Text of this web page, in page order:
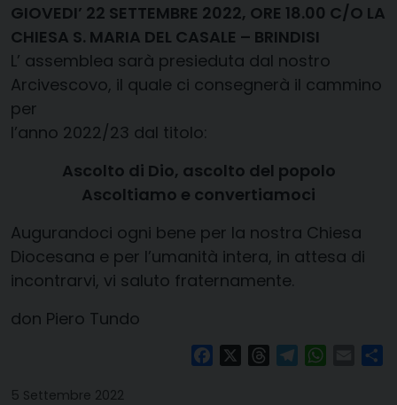
GIOVEDI’ 22 SETTEMBRE 2022, ORE 18.00 C/O LA
CHIESA S. MARIA DEL CASALE – BRINDISI
L’ assemblea sarà presieduta dal nostro
Arcivescovo, il quale ci consegnerà il cammino
per
l’anno 2022/23 dal titolo:
Ascolto di Dio, ascolto del popolo
Ascoltiamo e convertiamoci
Augurandoci ogni bene per la nostra Chiesa
Diocesana e per l’umanità intera, in attesa di
incontrarvi, vi saluto fraternamente.
don Piero Tundo
FacebookThreadsTelegram Email
5 Settembre 2022